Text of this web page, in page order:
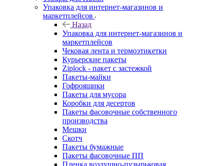
Упаковка для интернет-магазинов и
маркетплейсов
Назад
Упаковка для интернет-магазинов и
маркетплейсов
Чековая лента и термоэтикетки
Курьерские пакеты
Ziplock - пакет с застежкой
Пакеты-майки
Гофроящики
Пакеты для мусора
Коробки для десертов
Пакеты фасовочные собственного
производства
Мешки
Скотч
Пакеты бумажные
Пакеты фасовочные ПП
Пленка воздушно-пузырьковая